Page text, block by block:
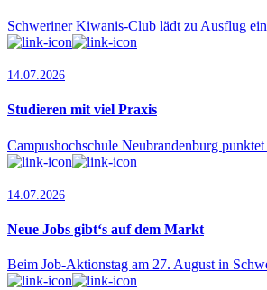
Schweriner Kiwanis-Club lädt zu Ausflug ein
14.07.2026
Studieren mit viel Praxis
Campushochschule Neubrandenburg
14.07.2026
Neue Jobs gibt‘s auf dem Markt
Beim Job-Aktionstag am 27. August in